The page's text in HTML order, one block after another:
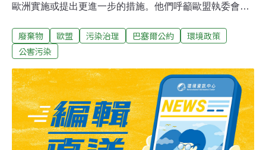
歐洲實施或提出更進一步的措施。他們呼籲歐盟執委會要
的不一致處。
廢棄物 歐盟 污染治理 巴塞爾公約
環境政策
公害污染